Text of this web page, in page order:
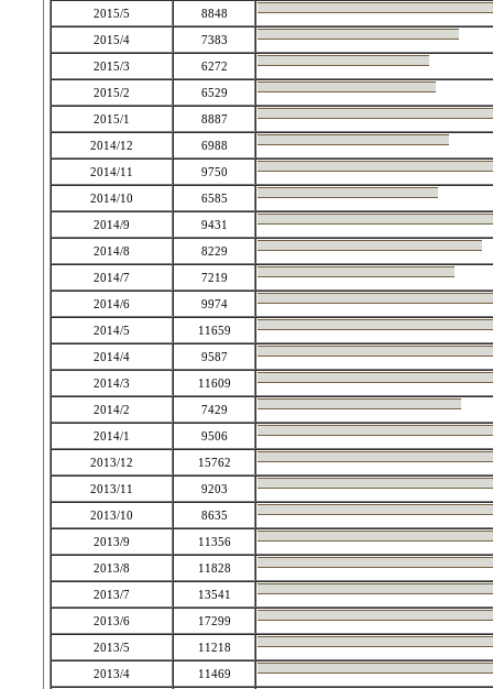
2015/5
8848
2015/4
7383
2015/3
6272
2015/2
6529
2015/1
8887
2014/12
6988
2014/11
9750
2014/10
6585
2014/9
9431
2014/8
8229
2014/7
7219
2014/6
9974
2014/5
11659
2014/4
9587
2014/3
11609
2014/2
7429
2014/1
9506
2013/12
15762
2013/11
9203
2013/10
8635
2013/9
11356
2013/8
11828
2013/7
13541
2013/6
17299
2013/5
11218
2013/4
11469